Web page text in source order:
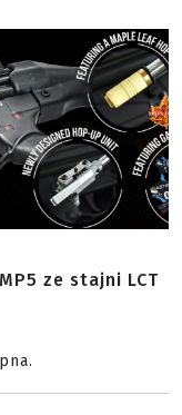
ze stajni LCT